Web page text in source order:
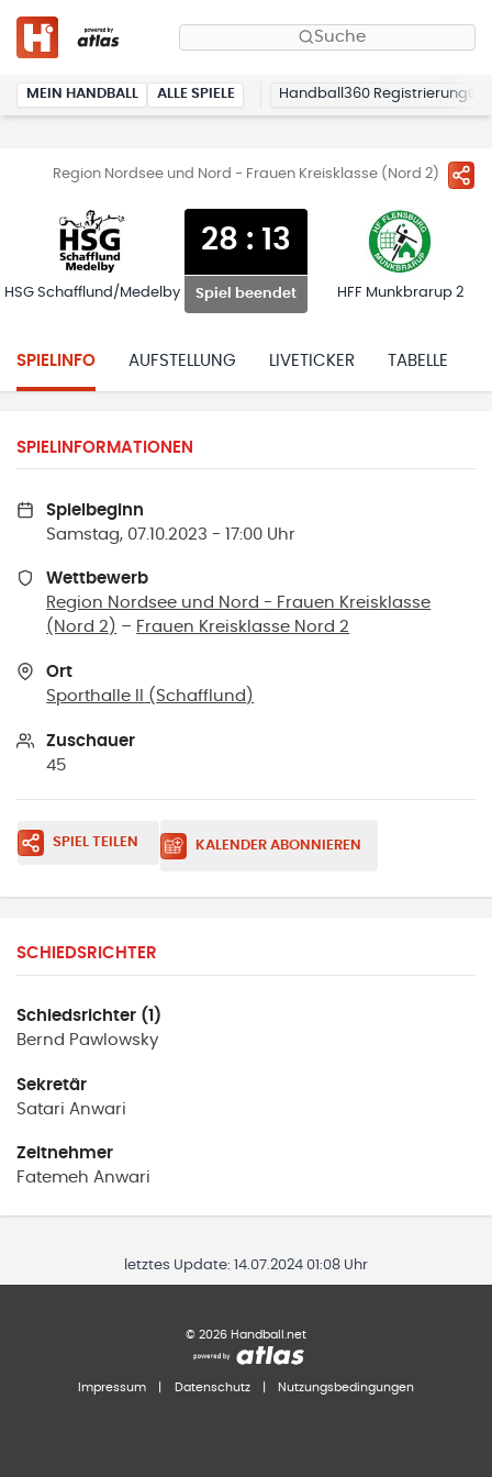
Suche
MEIN HANDBALL ALLE SPIELE Handball360 Registrierung
Region Nordsee und Nord - Frauen Kreisklasse (Nord 2)
HSG Schafflund/Medelby
28 : 13
Spiel beendet HFF Munkbrarup 2
SPIELINFO AUFSTELLUNG LIVETICKER TABELLE
SPIELINFORMATIONEN
Spielbeginn
Samstag, 07.10.2023 - 17:00 Uhr
Wettbewerb
Region Nordsee und Nord - Frauen Kreisklasse
(Nord 2) – Frauen Kreisklasse Nord 2
Ort
Sporthalle II
( Schafflund )
Zuschauer
45
SPIEL TEILEN KALENDER ABONNIEREN
SCHIEDSRICHTER
Schiedsrichter (1)
Bernd Pawlowsky
Sekretär
Satari Anwari
Zeitnehmer
Fatemeh Anwari
letztes Update: 14.07.2024 01:08 Uhr
© 2026 Handball.net
Impressum Datenschutz Nutzungsbedingungen